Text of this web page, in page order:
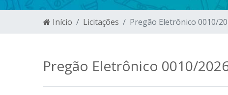
Início Licitações Pregão Eletrônico 0010/
Pregão Eletrônico 0010/